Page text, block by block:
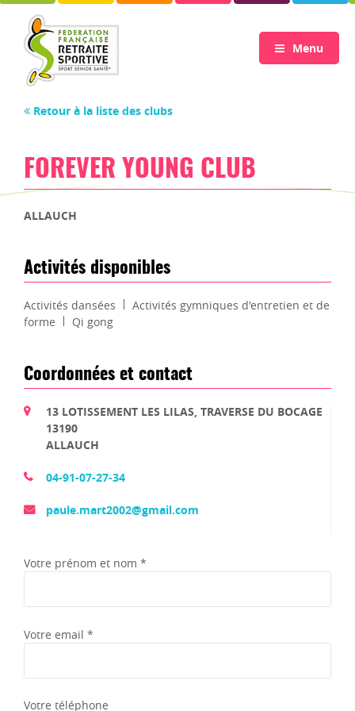
Retour à la liste des clubs
FOREVER YOUNG CLUB
ALLAUCH
Activités disponibles
Activités dansées
Activités gymniques d'entretien et de
forme
Qi gong
Coordonnées et contact
13 LOTISSEMENT LES LILAS, TRAVERSE DU BOCAGE
13190
ALLAUCH
04-91-07-27-34
paule.mart2002@gmail.com
Votre prénom et nom *
Votre email *
Votre téléphone
Menu